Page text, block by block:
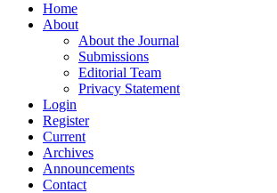
Home
About
About the Journal
Submissions
Editorial Team
Privacy Statement
Login
Register
Current
Archives
Announcements
Contact